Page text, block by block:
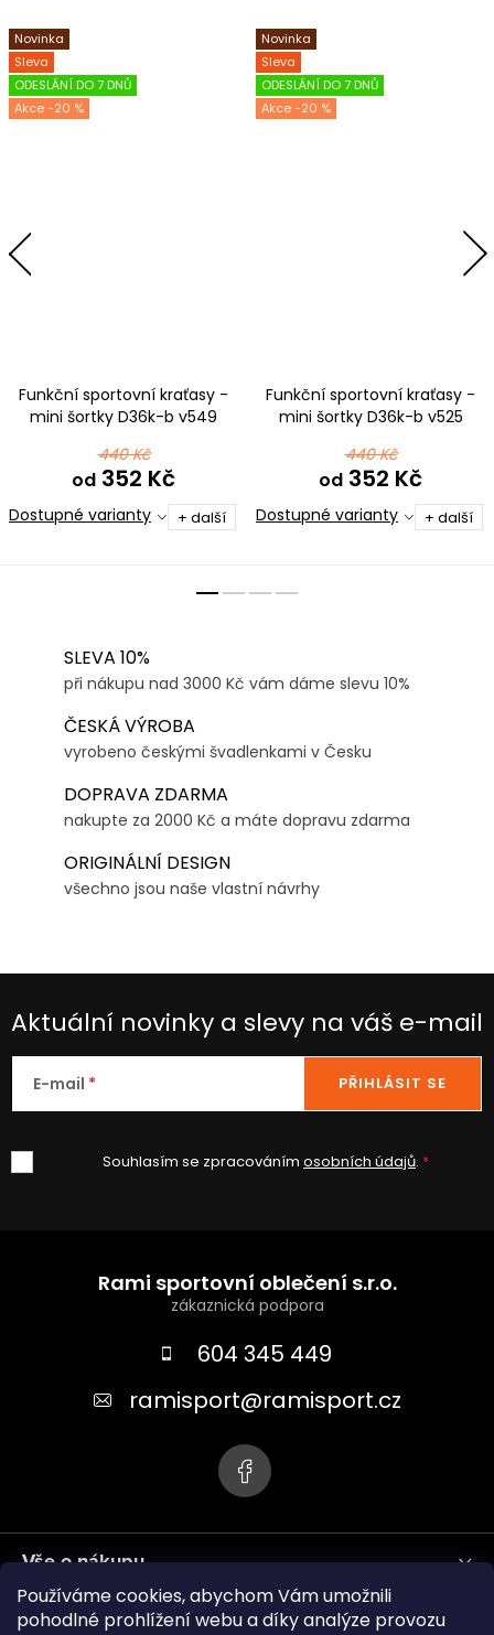
Používáme cookies, abychom Vám umožnili
pohodlné prohlížení webu a díky analýze provozu
Novinka
Sleva
ODESLÁNÍ DO 7 DNŮ
-20 %
Funkční sportovní kraťasy -
mini šortky D36k-b v549
440 Kč
od 352 Kč
Dostupné varianty + další
Novinka
Sleva
ODESLÁNÍ DO 7 DNŮ
-20 %
Funkční sportovní kraťasy -
mini šortky D36k-b v525
440 Kč
od 352 Kč
Dostupné varianty + další
SLEVA 10%
při nákupu nad 3000 Kč vám dáme slevu 10%
ČESKÁ VÝROBA
vyrobeno českými švadlenkami v Česku
DOPRAVA ZDARMA
nakupte za 2000 Kč a máte dopravu zdarma
ORIGINÁLNÍ DESIGN
všechno jsou naše vlastní návrhy
Aktuální novinky a slevy na váš e-mail
E-mail
Souhlasím se zpracováním osobních údajů.
PŘIHLÁSIT SE
Rami sportovní oblečení s.r.o.
604 345 449
ramisport@ramisport.cz
Vše o nákupu
Informace pro vás